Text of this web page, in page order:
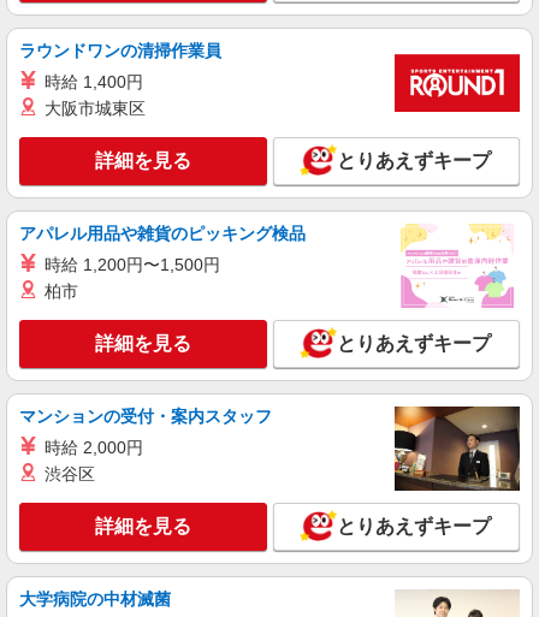
介護スタッフ／資格あり or 経験者
時給1,550円〜1,650円 ◆無資格・経験者：時
給1,550円〜 ◆初任者研修・未経験：時給1,550
円〜 ◆初任者研修・経験者：時給1,600円〜 ◆介
月以上 ※給与幅は経験・能力による ★週払い
OK（規定あり）
お好きな勤務地をお選び下さい！！
キープ 詳細を見る
派遣社員
（株）ウィルオブ・ワークCW 池袋支店/ms130201
時給1600円 ◆前払い・日払い・週払いOK
東京都北区
キープ 詳細を見る
派遣社員
株式会社kotrio /●SW-H1-2114825
王子駅⇒キレイな病院で介護補助/事務作業な
ど
時給1650円〜2312円 ＜日払い有/週払い有/交
ラウンドワンの清掃作業員
時給 1,400円
大阪市城東区
詳細を見る とりあえずキープ
アパレル用品や雑貨のピッキング検品
時給 1,200円〜1,500円
柏市
詳細を見る とりあえずキープ
マンションの受付・案内スタッフ
時給 2,000円
渋谷区
詳細を見る とりあえずキープ
大学病院の中材滅菌